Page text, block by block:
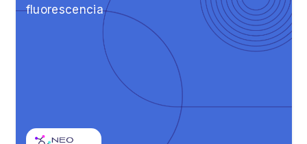
fluorescencia